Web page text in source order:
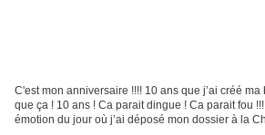
C'est mon anniversaire !!!! 10 ans que j’ai créé ma
que ça ! 10 ans ! Ca parait dingue ! Ca parait fou
émotion du jour où j’ai déposé mon dossier à la